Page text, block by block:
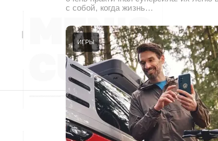
с собой, когда жизнь…
ИГРЫ